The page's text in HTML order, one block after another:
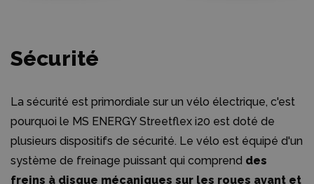
Sécurité
La sécurité est primordiale sur un vélo électrique, c'est
pourquoi le MS ENERGY Streetflex i20 est doté de
plusieurs dispositifs de sécurité. Le vélo est équipé d'un
système de freinage puissant qui comprend des
freins à disque mécaniques sur les roues avant et